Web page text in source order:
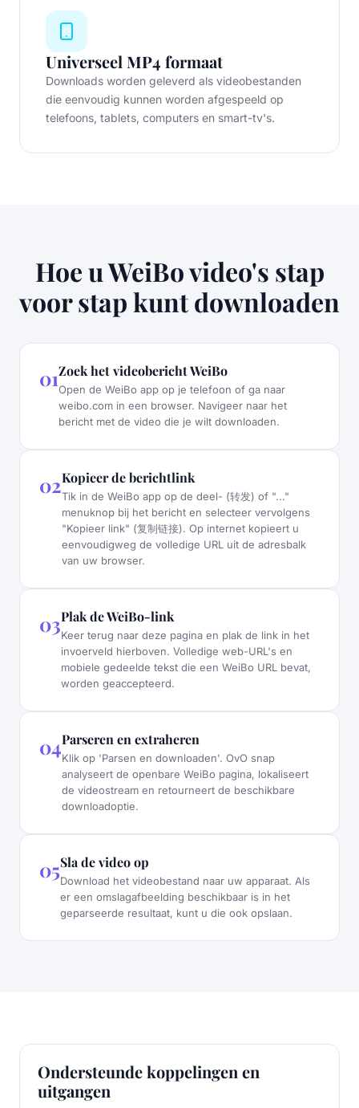
Universeel MP4 formaat
Downloads worden geleverd als videobestanden
die eenvoudig kunnen worden afgespeeld op
telefoons, tablets, computers en smart-tv's.
Hoe u WeiBo video's stap
voor stap kunt downloaden
01Zoek het videobericht WeiBo
Open de WeiBo app op je telefoon of ga naar
weibo.com in een browser. Navigeer naar het
bericht met de video die je wilt downloaden.
02Kopieer de berichtlink
Tik in de WeiBo app op de deel- (转发) of "..."
menuknop bij het bericht en selecteer vervolgens
"Kopieer link" (复制链接). Op internet kopieert u
eenvoudigweg de volledige URL uit de adresbalk
van uw browser.
03Plak de WeiBo-link
Keer terug naar deze pagina en plak de link in het
invoerveld hierboven. Volledige web-URL's en
mobiele gedeelde tekst die een WeiBo URL bevat,
worden geaccepteerd.
04Parseren en extraheren
Klik op 'Parsen en downloaden'. OvO snap
analyseert de openbare WeiBo pagina, lokaliseert
de videostream en retourneert de beschikbare
downloadoptie.
05Sla de video op
Download het videobestand naar uw apparaat. Als
er een omslagafbeelding beschikbaar is in het
geparseerde resultaat, kunt u die ook opslaan.
Ondersteunde koppelingen en
uitgangen